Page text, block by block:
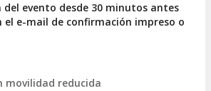
del evento desde 30 minutos antes
el e-mail de confirmación impreso o
movilidad reducida